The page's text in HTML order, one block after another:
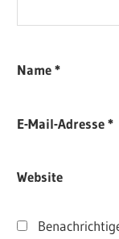
Name*
E-Mail-Adresse*
Website